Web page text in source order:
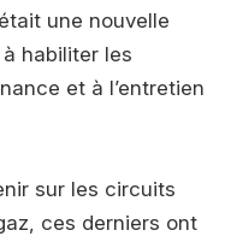
une nouvelle
habiliter les
et à l’entretien
sur les circuits
ces derniers ont